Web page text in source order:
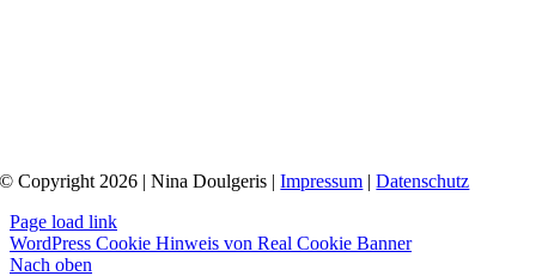
© Copyright 2026 | Nina Doulgeris |Impressum |Datenschutz
Page load link
WordPress Cookie Hinweis von Real Cookie Banner
Nach oben